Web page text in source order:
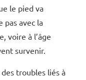
le pied va
pas avec la
voire à l’âge
survenir.
troubles liés à